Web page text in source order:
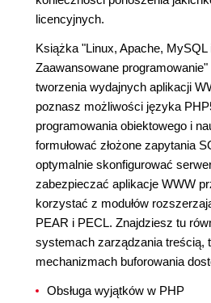
licencyjnych.
Książka "Linux, Apache, MySQL
Zaawansowane
tworzenia wydajnych aplikacji
poznasz możliwości języka
programowania obiektowego i
formułować złożone zapytania
optymalnie skonfigurować
zabezpieczać aplikacje WWW
korzystać z modułów
PEAR i PECL. Znajdziesz tu
systemach zarządzania treścią,
mechanizmach buforowania
Obsługa wyjątków w PHP